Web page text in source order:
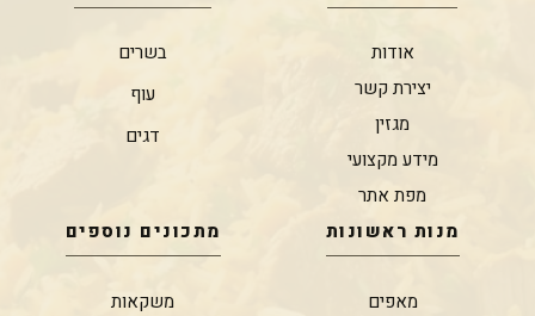
אודות
יצירת קשר
מגזין
מידע מקצועי
מפת אתר
בשרים
עוף
דגים
מנות ראשונות
מאפים
מתכונים נוספים
משקאות